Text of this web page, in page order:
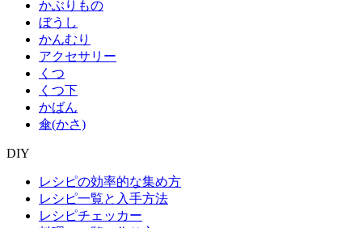
かぶりもの
ぼうし
かんむり
アクセサリー
くつ
くつ下
かばん
傘(かさ)
DIY
レシピの効率的な集め方
レシピ一覧と入手方法
レシピチェッカー